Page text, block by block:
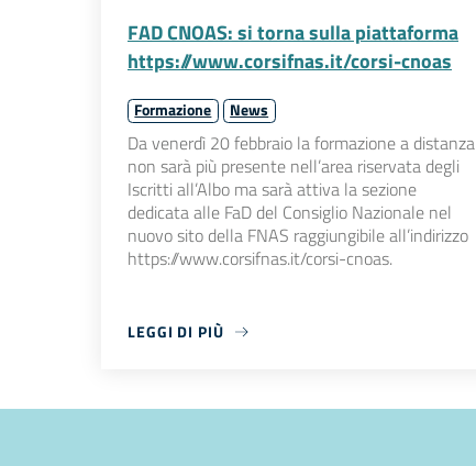
FAD CNOAS: si torna sulla piattaforma
https://www.corsifnas.it/corsi-cnoas
Formazione News
Da venerdì 20 febbraio la formazione a distanza
non sarà più presente nell’area riservata degli
Iscritti all’Albo ma sarà attiva la sezione
dedicata alle FaD del Consiglio Nazionale nel
nuovo sito della FNAS raggiungibile all’indirizzo
https://www.corsifnas.it/corsi-cnoas.
LEGGI DI PIÙ